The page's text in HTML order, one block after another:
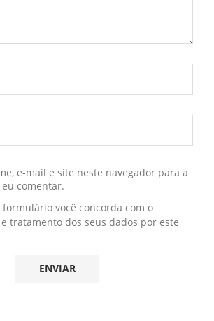
e-mail e site neste navegador para a
comentar.
você concorda com o
tratamento dos seus dados por este